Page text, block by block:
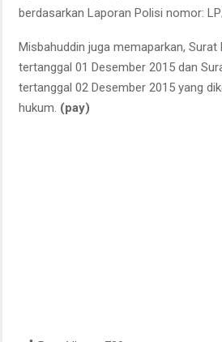
berdasarkan Laporan Polisi nomor:
Misbahuddin juga memaparkan,
tertanggal 01 Desember 2015 dan
tertanggal 02 Desember 2015 yang
hukum. (pay)